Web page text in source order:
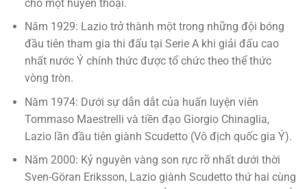
cho một huyền thoại.
Năm 1929: Lazio trở thành một trong những đội bóng
đầu tiên tham gia thi đấu tại Serie A khi giải đấu cao
nhất nước Ý chính thức được tổ chức theo thể thức
vòng tròn.
Năm 1974: Dưới sự dẫn dắt của huấn luyện viên
Tommaso Maestrelli và tiền đạo Giorgio Chinaglia,
Lazio lần đầu tiên giành Scudetto (Vô địch quốc gia Ý).
Năm 2000: Kỷ nguyên vàng son rực rỡ nhất dưới thời
Sven-Göran Eriksson, Lazio giành Scudetto thứ hai cùng